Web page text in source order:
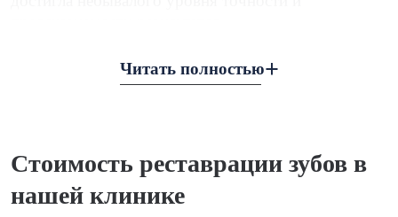
Читать полностью
Стоимость реставрации зубов в
нашей клинике